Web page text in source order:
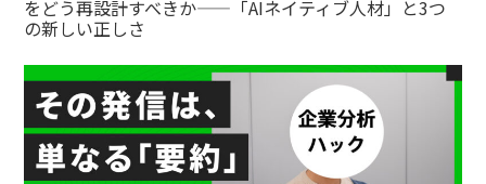
をどう再設計すべきか——「AIネイティブ人材」と3つ
の新しい正しさ